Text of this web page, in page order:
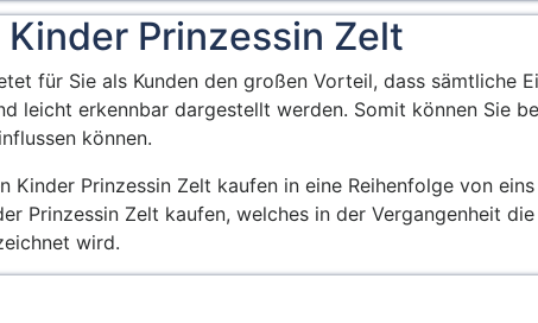
Prinzessin Zelt
für Sie als Kunden den großen Vorteil, dass sämtliche
leicht erkennbar dargestellt werden. Somit können Sie
können.
Prinzessin Zelt kaufen in eine Reihenfolge von
Prinzessin Zelt kaufen, welches in der Vergangenheit
wird.